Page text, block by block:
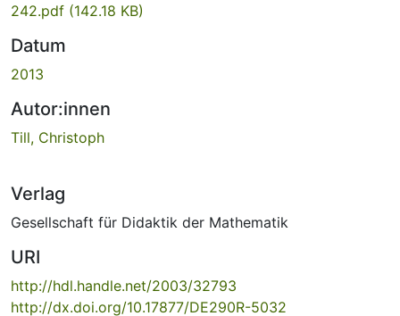
242.pdf (142.18 KB)
Datum
2013
Autor:innen
Till, Christoph
Verlag
Gesellschaft für Didaktik der Mathematik
URI
http://hdl.handle.net/2003/32793
http://dx.doi.org/10.17877/DE290R-5032